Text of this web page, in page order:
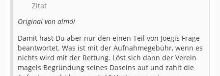
Zitat
Original von almöi
Damit hast Du aber nur den einen Teil von Joegis Frage
beantwortet. Was ist mit der Aufnahmegebühr, wenn es
nichts wird mit der Rettung. Löst sich dann der Verein
magels Begründung seines Daseins auf und zahlt die